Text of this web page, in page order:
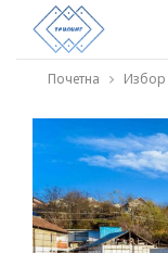
Почетна Избор